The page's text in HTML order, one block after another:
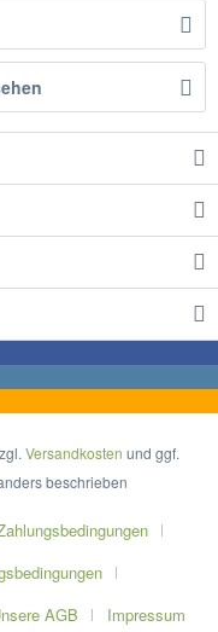
Versandkosten und ggf.
beschrieben
AGB Impressum